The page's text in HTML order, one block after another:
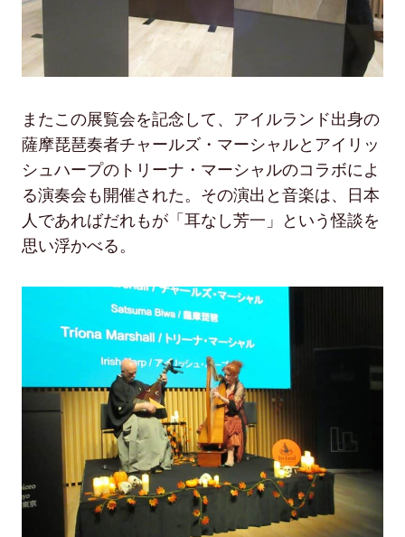
またこの展覧会を記念して、アイルランド出身の
薩摩琵琶奏者チャールズ・マーシャルとアイリッ
シュハープのトリーナ・マーシャルのコラボによ
る演奏会も開催された。その演出と音楽は、日本
人であればだれもが「耳なし芳一」という怪談を
思い浮かべる。